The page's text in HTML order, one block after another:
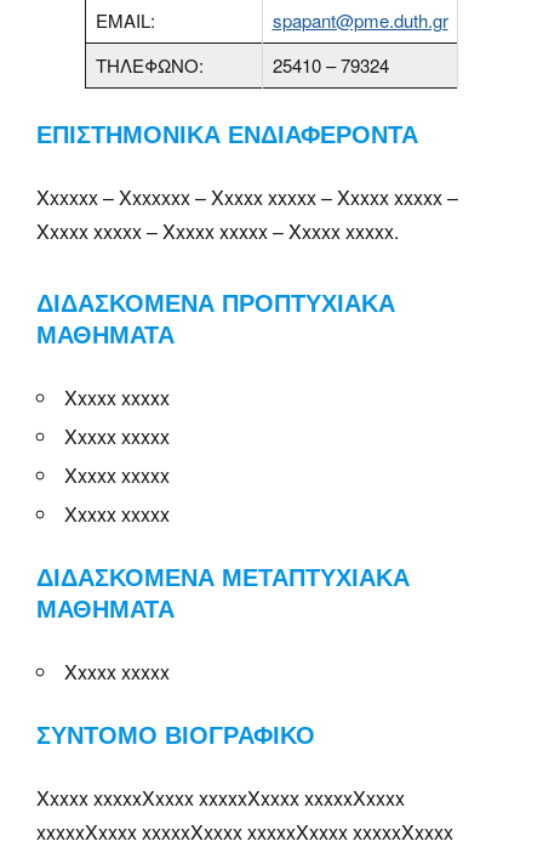
EMAIL:
spapant@pme.duth.gr
ΤΗΛΕΦΩΝΟ:
25410 – 79324
ΕΠΙΣΤΗΜΟΝΙΚΑ ΕΝΔΙΑΦΕΡΟΝΤΑ
Xxxxxx – Xxxxxxx – Xxxxx xxxxx – Xxxxx xxxxx –
Xxxxx xxxxx – Xxxxx xxxxx – Xxxxx xxxxx.
ΔΙΔΑΣΚΟΜΕΝΑ ΠΡΟΠΤΥΧΙΑΚΑ
ΜΑΘΗΜΑΤΑ
Xxxxx xxxxx
Xxxxx xxxxx
Xxxxx xxxxx
Xxxxx xxxxx
ΔΙΔΑΣΚΟΜΕΝΑ ΜΕΤΑΠΤΥΧΙΑΚΑ
ΜΑΘΗΜΑΤΑ
Xxxxx xxxxx
ΣΥΝΤΟΜΟ ΒΙΟΓΡΑΦΙΚΟ
Xxxxx xxxxxXxxxx xxxxxXxxxx xxxxxXxxxx
xxxxxXxxxx xxxxxXxxxx xxxxxXxxxx xxxxxXxxxx